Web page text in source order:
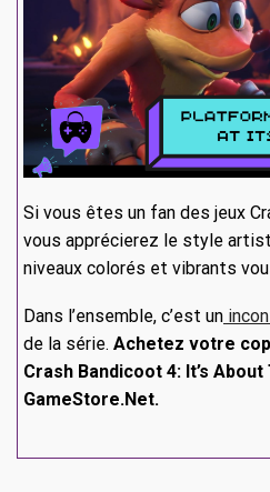
Si vous êtes un fan des jeux
vous apprécierez le style
niveaux colorés et vibrants
Dans l’ensemble, c’est un
de la série. Achetez votre
Crash Bandicoot 4: It’s About
GameStore.Net.